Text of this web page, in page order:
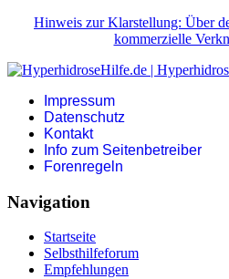
Hinweis zur Klarstellung: Über
kommerzielle
Impressum
Datenschutz
Kontakt
Info zum Seitenbetreiber
Forenregeln
Navigation
Startseite
Selbsthilfeforum
Empfehlungen